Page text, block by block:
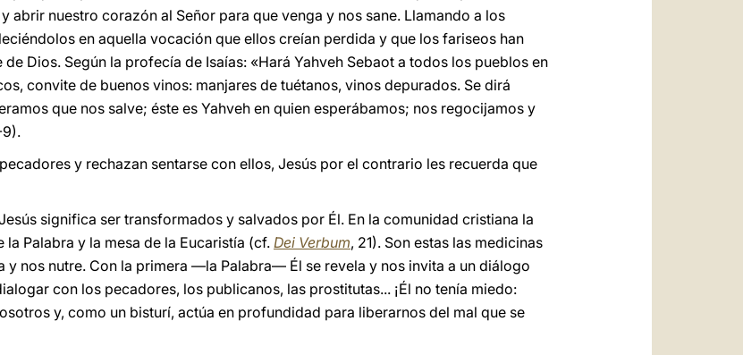
abrir nuestro corazón al Señor para que venga y nos sane. Llamando a los
en aquella vocación que ellos creían perdida y que los fariseos han
Dios. Según la profecía de Isaías: «Hará Yahveh Sebaot a todos los pueblos en
convite de buenos vinos: manjares de tuétanos, vinos depurados. Se dirá
que nos salve; éste es Yahveh en quien esperábamos; nos regocijamos y
y rechazan sentarse con ellos, Jesús por el contrario les recuerda que
significa ser transformados y salvados por Él. En la comunidad cristiana la
la Palabra y la mesa de la Eucaristía (cf. Dei Verbum, 21). Son estas las medicinas
y nos nutre. Con la primera —la Palabra— Él se revela y nos invita a un diálogo
con los pecadores, los publicanos, las prostitutas... ¡Él no tenía miedo:
y, como un bisturí, actúa en profundidad para liberarnos del mal que se